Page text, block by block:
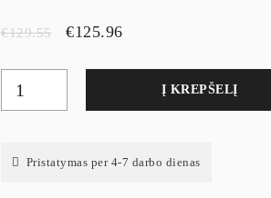
€129.55 €125.96
Į KREPŠELĮ
Pristatymas per 4-7 darbo dienas